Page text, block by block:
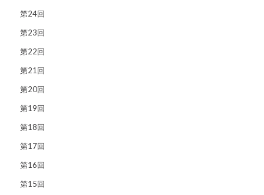
第24回
第23回
第22回
第21回
第20回
第19回
第18回
第17回
第16回
第15回